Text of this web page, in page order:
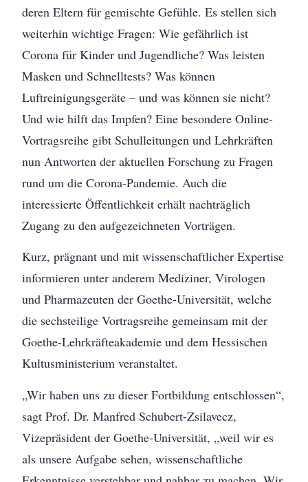
deren Eltern für gemischte Gefühle. Es stellen sich
weiterhin wichtige Fragen: Wie gefährlich ist
Corona für Kinder und Jugendliche? Was leisten
Masken und Schnelltests? Was können
Luftreinigungsgeräte – und was können sie nicht?
Und wie hilft das Impfen? Eine besondere Online-
Vortragsreihe gibt Schulleitungen und Lehrkräften
nun Antworten der aktuellen Forschung zu Fragen
rund um die Corona-Pandemie. Auch die
interessierte Öffentlichkeit erhält nachträglich
Zugang zu den aufgezeichneten Vorträgen.
Kurz, prägnant und mit wissenschaftlicher Expertise
informieren unter anderem Mediziner, Virologen
und Pharmazeuten der Goethe-Universität, welche
die sechsteilige Vortragsreihe gemeinsam mit der
Goethe-Lehrkräfteakademie und dem Hessischen
Kultusministerium veranstaltet.
„Wir haben uns zu dieser Fortbildung entschlossen“,
sagt Prof. Dr. Manfred Schubert-Zsilavecz,
Vizepräsident der Goethe-Universität, „weil wir es
als unsere Aufgabe sehen, wissenschaftliche